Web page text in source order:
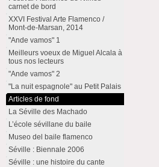
carnet de bord
XXVI Festival Arte Flamenco /
Mont-de-Marsan, 2014
"Ande vamos" 1
Meilleurs voeux de Miguel Alcala à
tous nos lecteurs
"Ande vamos" 2
"La nuit espagnole" au Petit Palais
Articles de fond
La Séville des Machado
L’école sévillane du baile
Museo del baile flamenco
Séville : Biennale 2006
Séville : une histoire du cante